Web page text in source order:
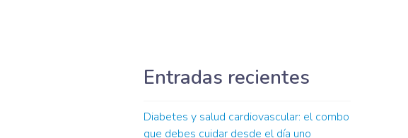
Entradas recientes
Diabetes y salud cardiovascular: el combo
que debes cuidar desde el día uno